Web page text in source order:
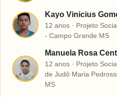
K
Kayo Vinicius
12 anos · Projeto
- Campo Grande MS
M
Manuela Rosa
12 anos · Projeto
de Judô Maria
MS